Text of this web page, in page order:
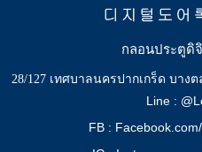
กลอนประตูดิ
28/127 เทศบาลนครปากเกร็ด บาง
Line :
FB :